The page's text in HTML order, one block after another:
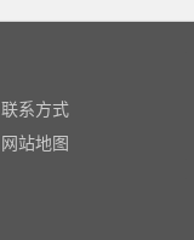
联系方式
网站地图